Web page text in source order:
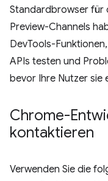
Standardbrowser für
Preview-Channels
DevTools-
APIs testen und
bevor Ihre Nutzer sie
Chrome-
kontaktieren
Verwenden Sie die